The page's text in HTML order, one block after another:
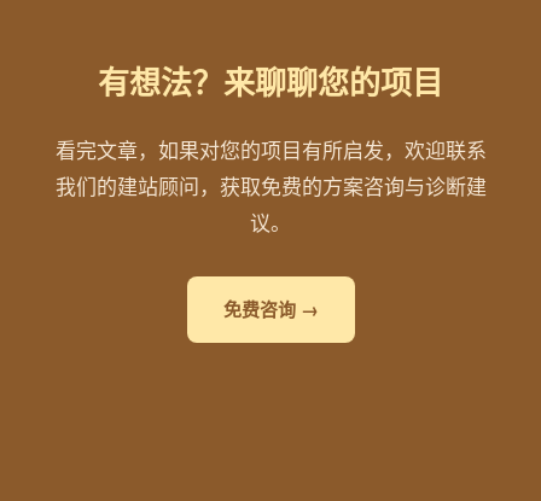
有想法？来聊聊您的项目
看完文章，如果对您的项目有所启发，欢迎联系
我们的建站顾问，获取免费的方案咨询与诊断建
议。
免费咨询 →